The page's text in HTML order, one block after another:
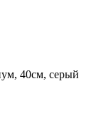
40см, серый